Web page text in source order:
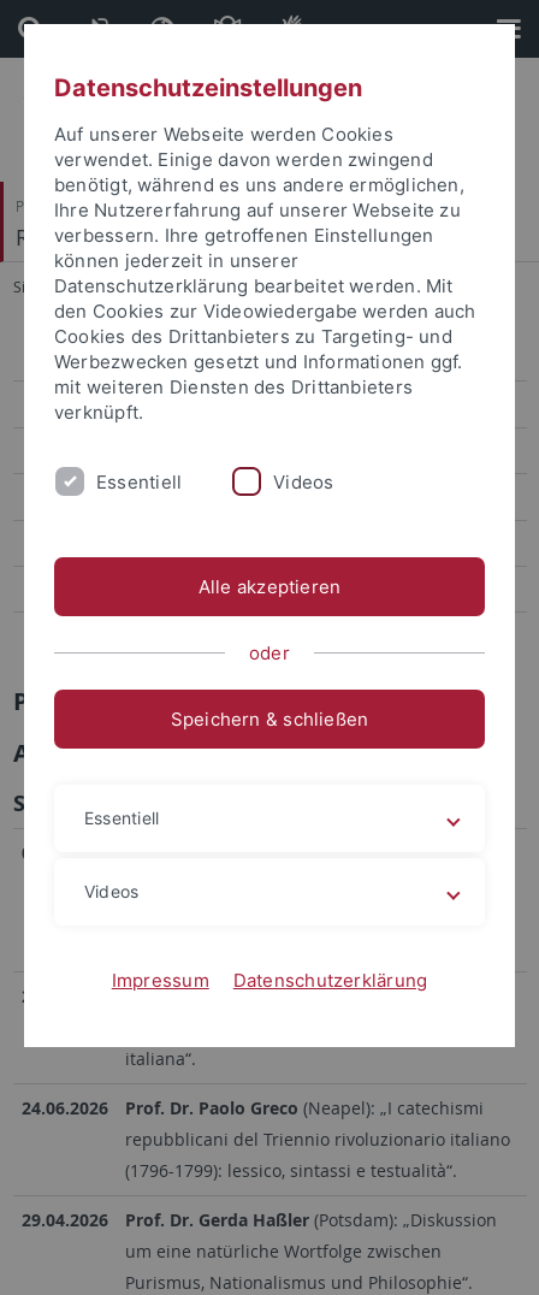
Direkt
zum
Inhalt
Direkt
zur
Fußleiste
Philosophische Fakultät
Romanisches Seminar
Sie sind hier: Startseite ... Dessì Schmid
Zur Person
Lehre
Betreute Arbeiten
Prof. Dr. Sarah Dessì Schmid
Archiv Gastvorträge
Sommersemester 2026
08.07.2026
„PLACERE: ein Begriff zwischen Ästhetik und
25.06.2026 Dr. Tatiana Bisanti(Univ. des Saarlandes):
italiana“.
24.06.2026 Prof. Dr. Paolo Greco (Neapel): „I catechismi
repubblicani del Triennio rivoluzionario italiano
(1796-1799): lessico, sintassi e testualità“.
29.04.2026 Prof. Dr. Gerda Haßler (Potsdam): „Diskussion
um eine natürliche Wortfolge zwischen
Purismus, Nationalismus und Philosophie“.
Datenschutzeinstellungen
Auf unserer Webseite werden Cookies
verwendet. Einige davon werden zwingend
benötigt, während es uns andere ermöglichen,
Ihre Nutzererfahrung auf unserer Webseite zu
verbessern. Ihre getroffenen Einstellungen
können jederzeit in unserer
Datenschutzerklärung bearbeitet werden. Mit
den Cookies zur Videowiedergabe werden auch
Cookies des Drittanbieters zu Targeting- und
Werbezwecken gesetzt und Informationen ggf.
mit weiteren Diensten des Drittanbieters
verknüpft.
Essentiell Videos
Alle akzeptieren
oder
Speichern & schließen
Essentiell
Videos
Impressum Datenschutzerklärung